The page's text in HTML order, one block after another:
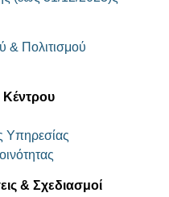
& Πολιτισμού
Κέντρου
Υπηρεσίας
& Σχεδιασμοί